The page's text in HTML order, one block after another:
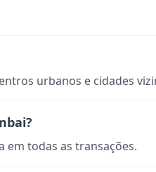
urbanos e cidades
em todas as transações.